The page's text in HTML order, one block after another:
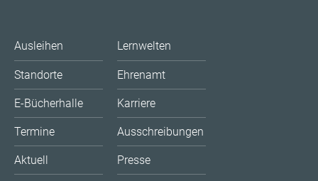
Ausleihen
Standorte
E-Bücherhalle
Termine
Aktuell
Lernwelten
Ehrenamt
Karriere
Ausschreibungen
Presse